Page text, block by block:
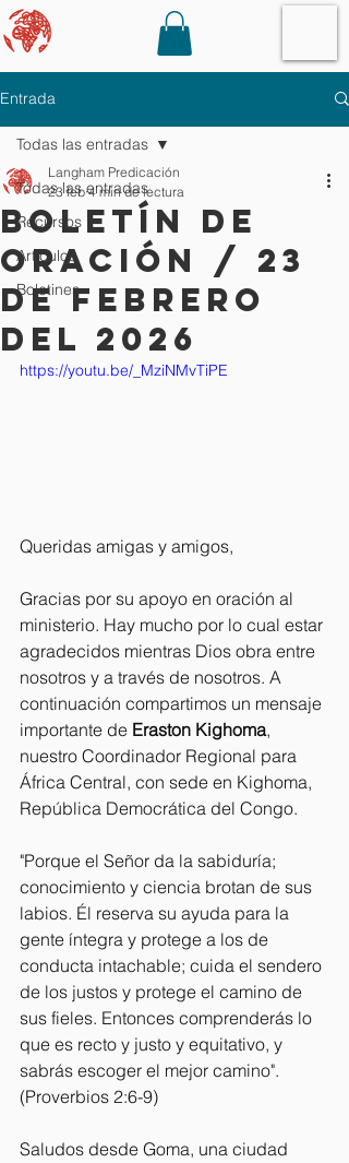
Entrada
Todas las entradas
Recursos
Artículos
Boletines
Todas las entradas
Boletín de
oración / 23
de febrero
del 2026
Langham Predicación
23 feb 4 min de lectura
https://youtu.be/_MziNMvTiPE
Queridas amigas y amigos,
Gracias por su apoyo en oración al
ministerio. Hay mucho por lo cual estar
agradecidos mientras Dios obra entre
nosotros y a través de nosotros. A
continuación compartimos un mensaje
importante de Eraston Kighoma,
nuestro Coordinador Regional para
África Central, con sede en Kighoma,
República Democrática del Congo.
"Porque el Señor da la sabiduría;
conocimiento y ciencia brotan de sus
labios. Él reserva su ayuda para la
gente íntegra y protege a los de
conducta intachable; cuida el sendero
de los justos y protege el camino de
sus fieles. Entonces comprenderás lo
que es recto y justo y equitativo, y
sabrás escoger el mejor camino".
(Proverbios 2:6-9)
Saludos desde Goma, una ciudad